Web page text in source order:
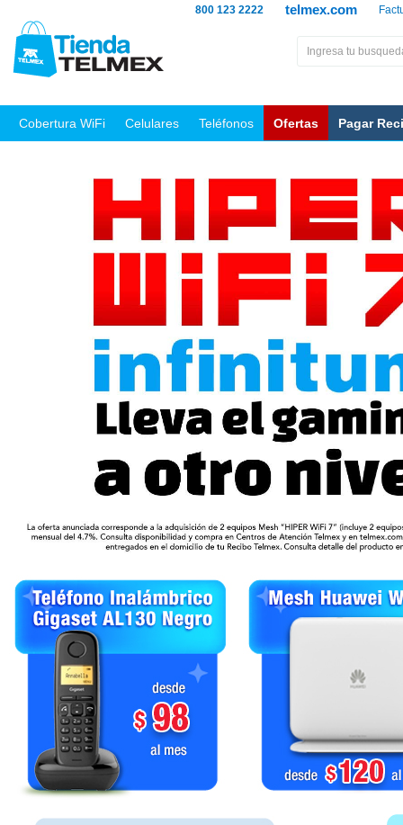
telmex.com
800 123 2222
Cobertura WiFi Celulares Teléfonos Ofertas Pagar